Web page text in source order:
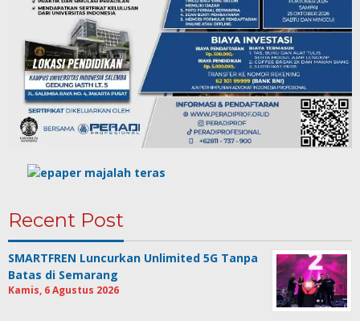
Recent Post
SMARTFREN Luncurkan Unlimited 5G Tanpa
Batas di Semarang
Kamis, 6 Agustus 2026